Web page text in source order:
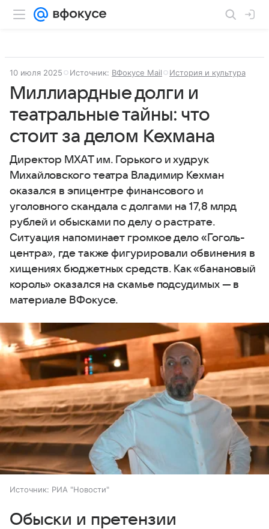
10 июля 2025 Источник: ВФокусе Mail История и культура
Миллиардные долги и
театральные тайны: что
стоит за делом Кехмана
Директор МХАТ им. Горького и худрук
Михайловского театра Владимир Кехман
оказался в эпицентре финансового и
уголовного скандала с долгами на 17,8 млрд
рублей и обысками по делу о растрате.
Ситуация напоминает громкое дело «Гоголь-
центра», где также фигурировали обвинения в
хищениях бюджетных средств. Как «банановый
король» оказался на скамье подсудимых — в
материале ВФокусе.
Источник: РИА "Новости"
Обыски и претензии